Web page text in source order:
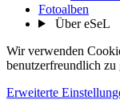
Fotoalben
Über eSeL
Wir verwenden
benutzerfreundlich zu
Erweiterte